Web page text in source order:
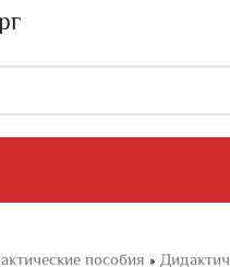
пособия »